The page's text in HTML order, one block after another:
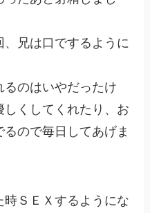
兄は口でするように
のはいやだったけ
しくしてくれたり、お
ので毎日してあげま
ＳＥＸするようにな